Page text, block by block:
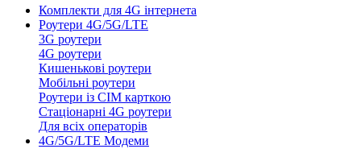
Комплекти для 4G інтернета
Роутери 4G/5G/LTE
3G роутери
4G роутери
Кишенькові роутери
Мобільні роутери
Роутери із СІМ карткою
Стаціонарні 4G роутери
Для всіх операторів
4G/5G/LTE Модеми